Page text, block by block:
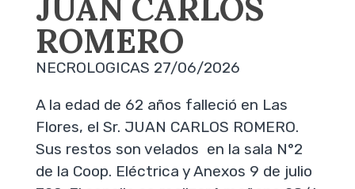
ROMERO
NECROLOGICAS 27/06/2026
A la edad de 62 años falleció en Las
Flores, el Sr. JUAN CARLOS ROMERO.
Sus restos son velados en la sala N°2
de la Coop. Eléctrica y Anexos 9 de julio